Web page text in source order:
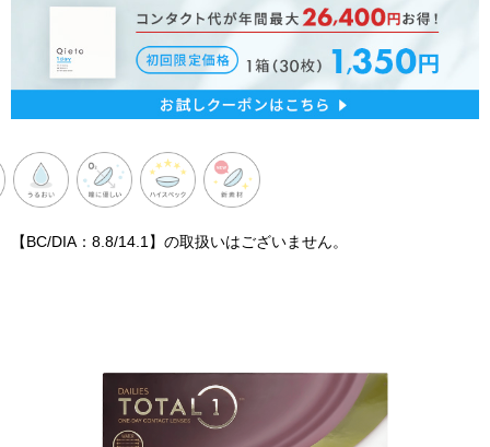
【BC/DIA：8.8/14.1】の取扱いはございません。